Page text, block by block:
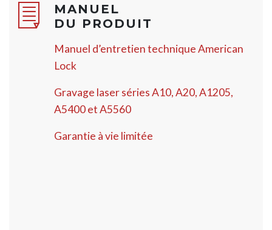
MANUEL
DU PRODUIT
Manuel d’entretien technique American
Lock
Gravage laser séries A10, A20, A1205,
A5400 et A5560
Garantie à vie limitée